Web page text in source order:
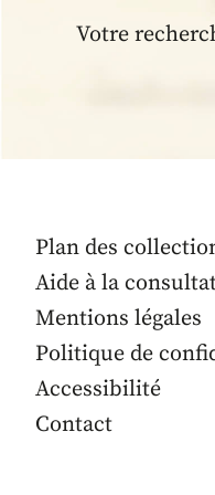
Votre
Plan des
Aide à la
Mentions légales
Politique de
Accessibilité
Contact